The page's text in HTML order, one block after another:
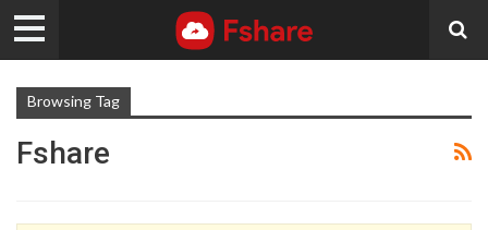
Browsing Tag
Fshare